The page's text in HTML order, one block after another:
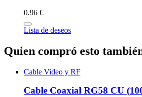
0.96 €
Lista de deseos
Quien compró esto
Cable Video y RF
Cable Coaxial RG58 CU